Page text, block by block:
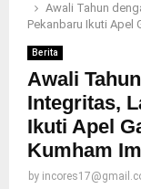
Awali Tahun
Pekanbaru Ikuti Apel
Berita
Awali
Integritas,
Ikuti Apel
Kumham
by